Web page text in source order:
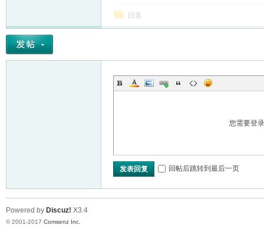
回复
您需要登
发表回复 回帖后跳转到最后一页
Powered by Discuz! X3.4
© 2001-2017 Comsenz Inc.